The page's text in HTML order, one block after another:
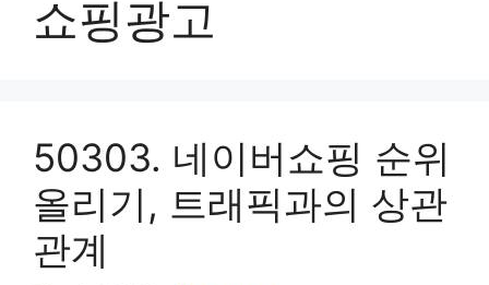
쇼핑광고
50303. 네이버쇼핑 순위
올리기, 트래픽과의 상관
관계